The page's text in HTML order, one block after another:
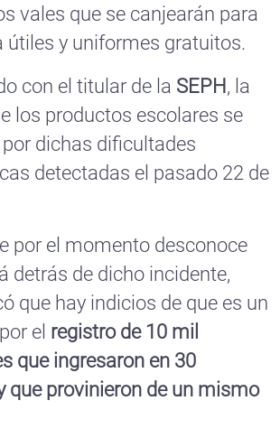
vales que se canjearán para
útiles y uniformes gratuitos.
con el titular de la SEPH, la
los productos escolares se
dichas dificultades
detectadas el pasado 22 de
por el momento desconoce
detrás de dicho incidente,
que hay indicios de que es un
el registro de 10 mil
que ingresaron en 30
que provinieron de un mismo